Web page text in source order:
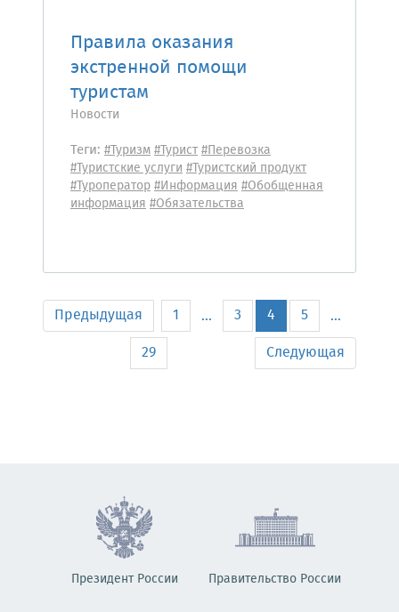
Правила оказания
экстренной помощи
туристам
Новости
Теги: #Туризм#Турист#Перевозка
#Туристские услуги#Туристский продукт
#Туроператор#Информация#Обобщенная
информация#Обязательства
Предыдущая 1 ... 3 4 5
...
29
Следующая
Президент России Правительство России